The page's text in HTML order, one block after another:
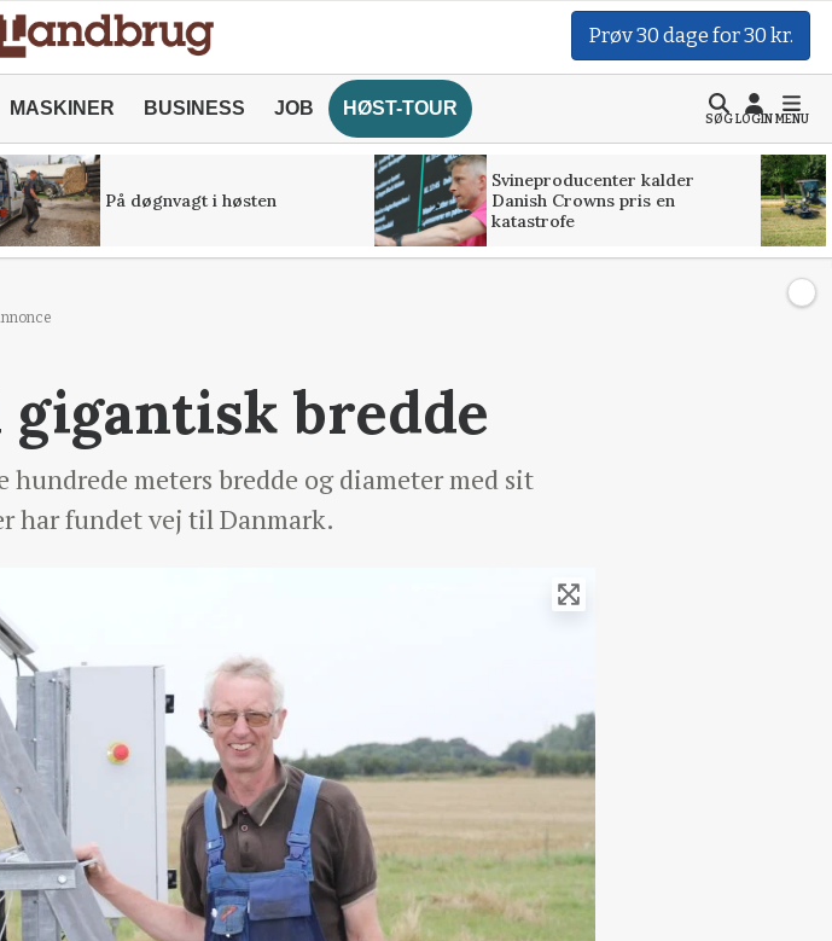
Prøv 30 dage for 30 kr.
MASKINER BUSINESS JOB HØST-TOUR
SØGLOGINMENU
På døgnvagt i høsten
Svineproducenter kalder
Danish Crowns pris en
katastrofe
bredde
meters bredde og diameter med sit
har fundet vej til Danmark.